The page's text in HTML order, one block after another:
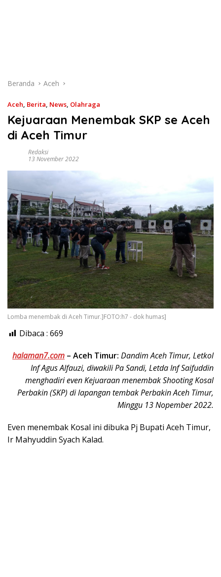
Beranda Aceh
Aceh, Berita, News, Olahraga
Kejuaraan Menembak SKP se Aceh
di Aceh Timur
Redaksi
13 November 2022
Lomba menembak di Aceh Timur.]FOTO:h7 - dok humas]
Dibaca : 669
halaman7.com – Aceh Timur: Dandim Aceh Timur, Letkol
Inf Agus Alfauzi, diwakili Pa Sandi, Letda Inf Saifuddin
menghadiri even Kejuaraan menembak Shooting Kosal
Perbakin (SKP) di lapangan tembak Perbakin Aceh Timur,
Minggu 13 Nopember 2022.
Even menembak Kosal ini dibuka Pj Bupati Aceh Timur,
Ir Mahyuddin Syach Kalad.